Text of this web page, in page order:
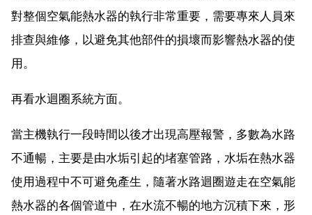
對整個空氣能熱水器的執行非常重要，需要專來人員來
排查與維修，以避免其他部件的損壞而影響熱水器的使
用。
再看水迴圈系統方面。
當主機執行一段時間以後才出現高壓報警，多數為水路
不通暢，主要是由水垢引起的堵塞管路，水垢在熱水器
使用過程中不可避免產生，隨著水路迴圈遊走在空氣能
熱水器的各個管道中，在水流不暢的地方沉積下來，形